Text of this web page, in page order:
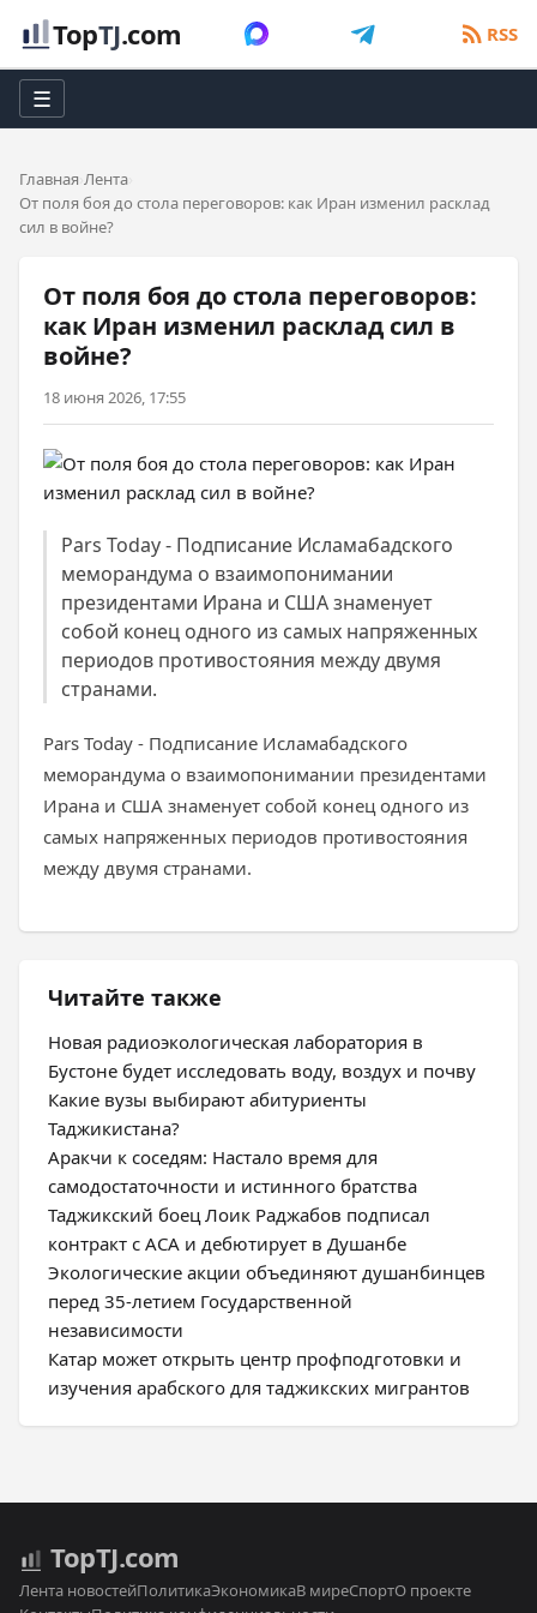
TopTJ.com RSS
☰
Главная Лента
От поля боя до стола переговоров: как Иран изменил расклад
сил в войне?
От поля боя до стола переговоров:
как Иран изменил расклад сил в
войне?
18 июня 2026, 17:55
Рars Today - Подписание Исламабадского
меморандума о взаимопонимании
президентами Ирана и США знаменует
собой конец одного из самых напряженных
периодов противостояния между двумя
странами.
Рars Today - Подписание Исламабадского
меморандума о взаимопонимании президентами
Ирана и США знаменует собой конец одного из
самых напряженных периодов противостояния
между двумя странами.
Читайте также
Новая радиоэкологическая лаборатория в
Бустоне будет исследовать воду, воздух и почву
Какие вузы выбирают абитуриенты
Таджикистана?
Аракчи к соседям: Настало время для
самодостаточности и истинного братства
Таджикский боец Лоик Раджабов подписал
контракт с ACA и дебютирует в Душанбе
Экологические акции объединяют душанбинцев
перед 35-летием Государственной
независимости
Катар может открыть центр профподготовки и
изучения арабского для таджикских мигрантов
TopTJ.com
Лента новостейПолитикаЭкономикаВ миреСпортО проекте